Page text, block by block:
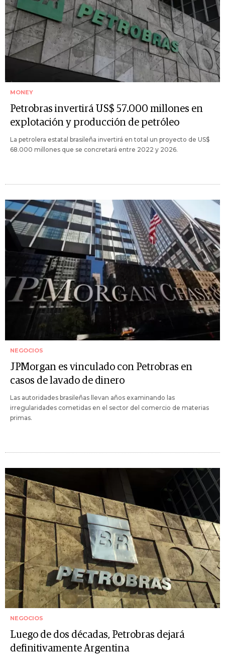
MONEY
Petrobras invertirá US$ 57.000 millones en
explotación y producción de petróleo
La petrolera estatal brasileña invertirá en total un proyecto de US$
68.000 millones que se concretará entre 2022 y 2026.
NEGOCIOS
JPMorgan es vinculado con Petrobras en
casos de lavado de dinero
Las autoridades brasileñas llevan años examinando las
irregularidades cometidas en el sector del comercio de materias
primas.
NEGOCIOS
Luego de dos décadas, Petrobras dejará
definitivamente Argentina